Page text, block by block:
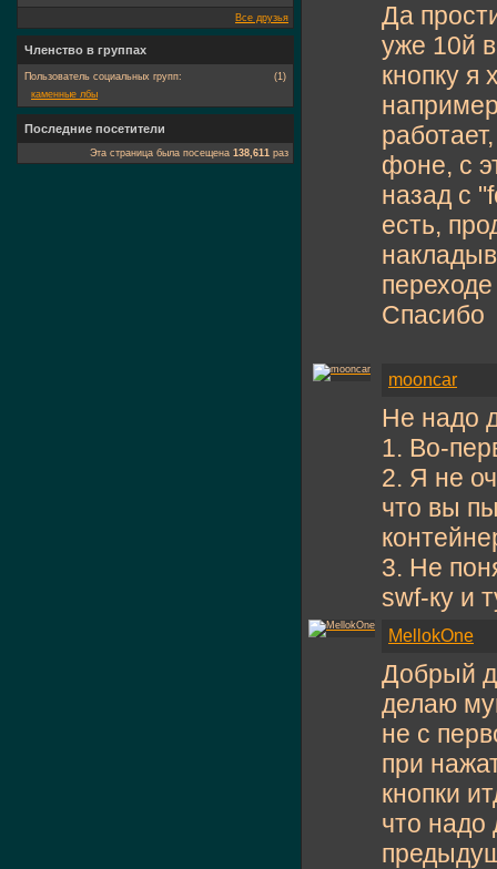
Да
уже 10й
кнопку я
фоне, с
назад с
есть,
Спасибо
mooncar
Не надо
1. Во-
2. Я не
что вы
3. Не
swf-ку и
MellokOne
Добрый
делаю
не с
при
кнопки
что надо
Все друзья
Членство в группах
(1)
Пользователь социальных групп:
каменные лбы
Последние посетители
Эта страница была посещена 138,611 раз